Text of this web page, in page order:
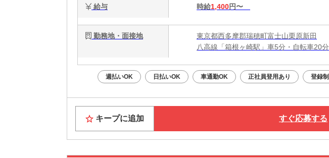
給与 時給1,400円〜
勤務地・面接地
東京都西多摩郡瑞穂町富士山栗原新田
八高線「箱根ヶ崎駅」車5分・自転車20分
週払いOK 日払いOK 車通勤OK 正社員登用あり 登録制
キープに追加 すぐ応募する